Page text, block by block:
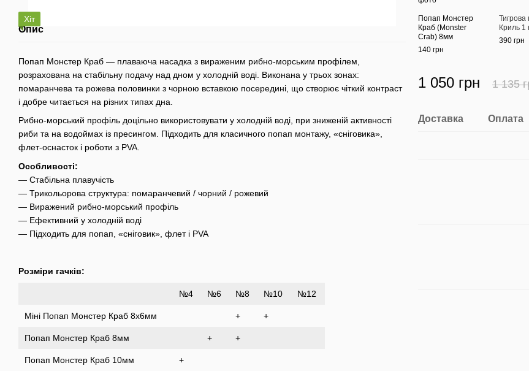
Хіт
Опис
Попап Монстер Краб — плаваюча насадка з вираженим рибно-морським профілем,
розрахована на стабільну подачу над дном у холодній воді. Виконана у трьох зонах:
помаранчева та рожева половинки з чорною вставкою посередині, що створює чіткий контраст
і добре читається на різних типах дна.
Рибно-морський профіль доцільно використовувати у холодній воді, при зниженій активності
риби та на водоймах із пресингом. Підходить для класичного попап монтажу, «сніговика»,
флет-оснасток і роботи з PVA.
Особливості:
— Стабільна плавучість
— Трикольорова структура: помаранчевий / чорний / рожевий
— Виражений рибно-морський профіль
— Ефективний у холодній воді
— Підходить для попап, «сніговик», флет і PVA
Розміри гачків:
№4 №6 №8 №10 №12
Міні Попап Монстер Краб 8x6мм + +
Попап Монстер Краб 8мм + +
Попап Монстер Краб 10мм +
Попап Монстер
Краб (Monster
Crab) 8мм
140 грн
Тигрова
Криль 1
390 грн
1 050 грн 1 135
Доставка Оплата